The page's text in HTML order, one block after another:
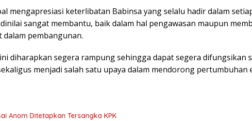
mengapresiasi keterlibatan Babinsa yang selalu hadir dalam
sangat membantu, baik dalam hal pengawasan maupun
pembangunan.
diharapkan segera rampung sehingga dapat segera difungsikan
menjadi salah satu upaya dalam mendorong pertumbuhan
Anom Ditetapkan Tersangka KPK